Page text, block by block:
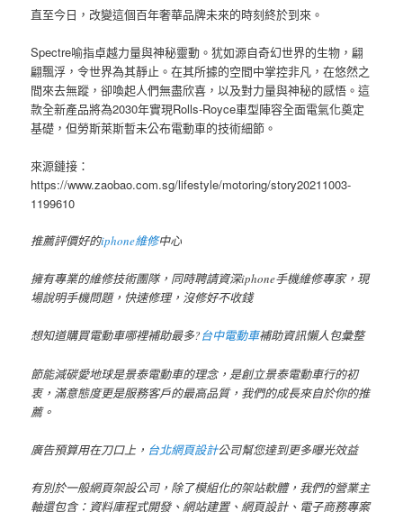
直至今日，改變這個百年奢華品牌未來的時刻終於到來。
Spectre喻指卓越力量與神秘靈動。犹如源自奇幻世界的生物，翩
翩飄浮，令世界為其靜止。在其所據的空間中掌控非凡，在悠然之
間來去無蹤，卻喚起人們無盡欣喜，以及對力量與神秘的感悟。這
款全新產品將為2030年實現Rolls-Royce車型陣容全面電氣化奠定
基礎，但勞斯萊斯暫未公布電動車的技術細節。
來源鏈接：
https://www.zaobao.com.sg/lifestyle/motoring/story20211003-
1199610
推薦評價好的iphone維修中心
擁有專業的維修技術團隊，同時聘請資深iphone手機維修專家，現
場說明手機問題，快速修理，沒修好不收錢
想知道購買電動車哪裡補助最多?台中電動車補助資訊懶人包彙整
節能減碳愛地球是景泰電動車的理念，是創立景泰電動車行的初
衷，滿意態度更是服務客戶的最高品質，我們的成長來自於你的推
薦。
廣告預算用在刀口上， 台北網頁設計公司幫您達到更多曝光效益
有別於一般網頁架設公司，除了模組化的架站軟體，我們的營業主
軸還包含：資料庫程式開發、網站建置、網頁設計、電子商務專案